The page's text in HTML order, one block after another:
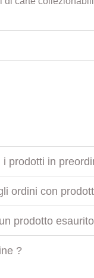
prodotti in
ordini con
prodotto
?